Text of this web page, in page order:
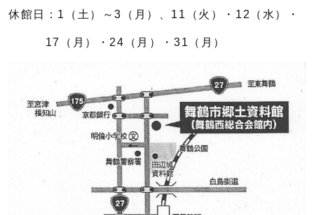
休館日：1（土）～3（月）、11（火）・12（水）・
17（月）・24（月）・31（月）